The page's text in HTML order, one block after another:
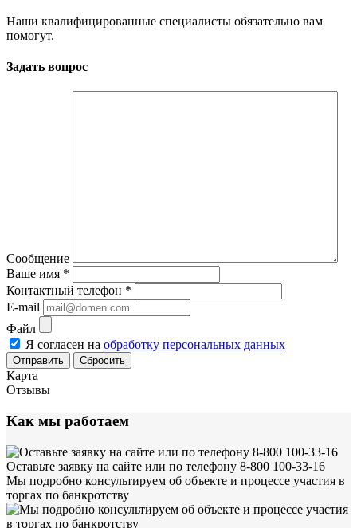
Наши квалифицированные специалисты обязательно вам
помогут.
Задать вопрос
Сообщение
Ваше имя *
Контактный телефон *
E-mail
Файл
Я согласен на обработку персональных данных
Сбросить
Карта
Отзывы
Как мы работаем
Оставьте заявку на сайте или по телефону 8-800 100-33-16
Мы подробно консультируем об объекте и процессе участия в
торгах по банкротству